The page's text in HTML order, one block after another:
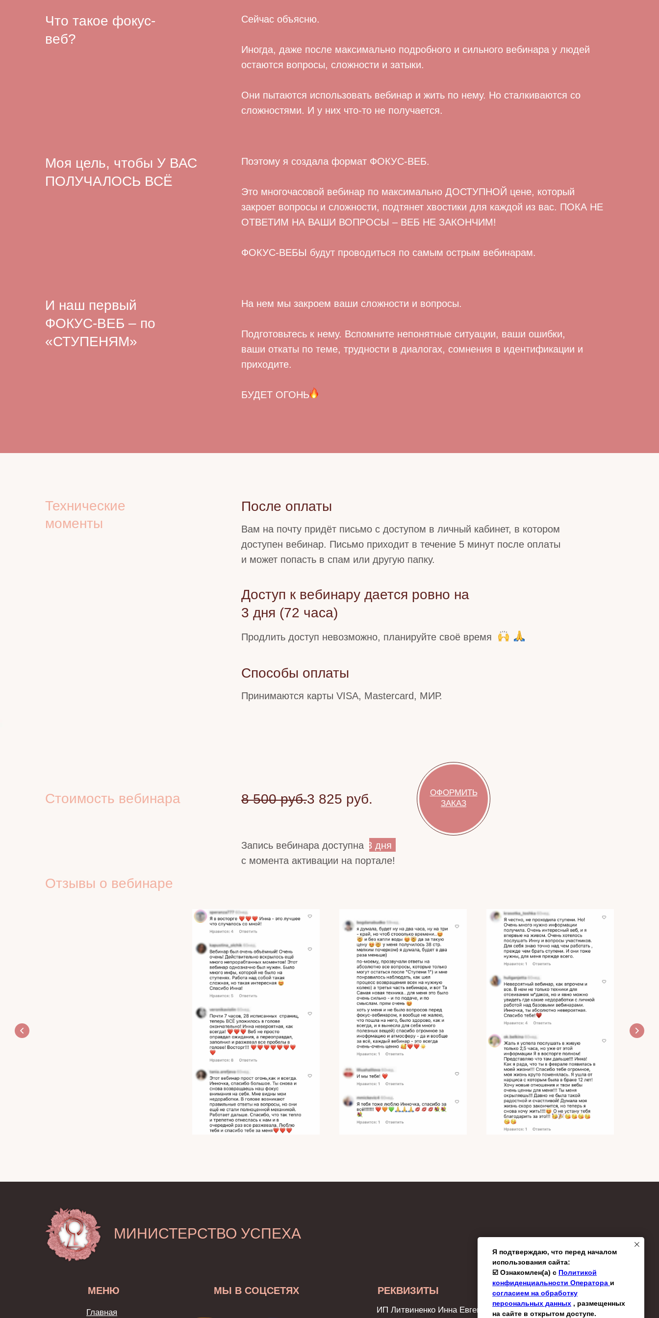
Сейчас объясню.
Иногда, даже после максимально подробного и сильного вебинара у людей
остаются вопросы, сложности и затыки.
Они пытаются использовать вебинар и жить по нему. Но сталкиваются со
сложностями. И у них что-то не получается.
Что такое фокус-
веб?
Поэтому я создала формат ФОКУС-ВЕБ.
Это многочасовой вебинар по максимально ДОСТУПНОЙ цене, который
закроет вопросы и сложности, подтянет хвостики для каждой из вас. ПОКА НЕ
ОТВЕТИМ НА ВАШИ ВОПРОСЫ – ВЕБ НЕ ЗАКОНЧИМ!
ФОКУС-ВЕБЫ будут проводиться по самым острым вебинарам.
Моя цель, чтобы У ВАС
ПОЛУЧАЛОСЬ ВСЁ
На нем мы закроем ваши сложности и вопросы.
Подготовьтесь к нему. Вспомните непонятные ситуации, ваши ошибки,
ваши откаты по теме, трудности в диалогах, сомнения в идентификации и
приходите.
И наш первый
ФОКУС-ВЕБ – по
«СТУПЕНЯМ»
БУДЕТ ОГОНЬ
Технические
моменты
Вам на почту придёт письмо с доступом в личный кабинет, в котором
доступен вебинар. Письмо приходит в течение 5 минут после оплаты
и может попасть в спам или другую папку.
После оплаты
Доступ к вебинару дается ровно на
3 дня (72 часа)
Способы оплаты
Принимаются карты VISA, Mastercard, МИР.
Продлить доступ невозможно, планируйте своё время
Запись вебинара доступна 3 дня
с момента активации на портале!
8 500 руб.3 825 руб.
ОФОРМИТЬ
ЗАКАЗ
Стоимость вебинара
Отзывы о вебинаре
Я подтверждаю, что перед началом
использования сайта:
☑️ Ознакомлен(а) с Политикой
конфиденциальности Оператора и
согласием на обработку
персональных данных , размещенных
на сайте в открытом доступе.
МЫ В СОЦСЕТЯХ
МЕНЮ РЕКВИЗИТЫ
Главная ИП Литвиненко Инна Евгеньевна
МИНИСТЕРСТВО УСПЕХА